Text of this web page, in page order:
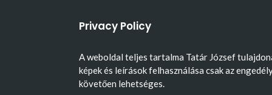
Privacy Policy
A weboldal teljes tartalma Tatár József
képek és leírások felhasználása csak az
követően lehetséges.